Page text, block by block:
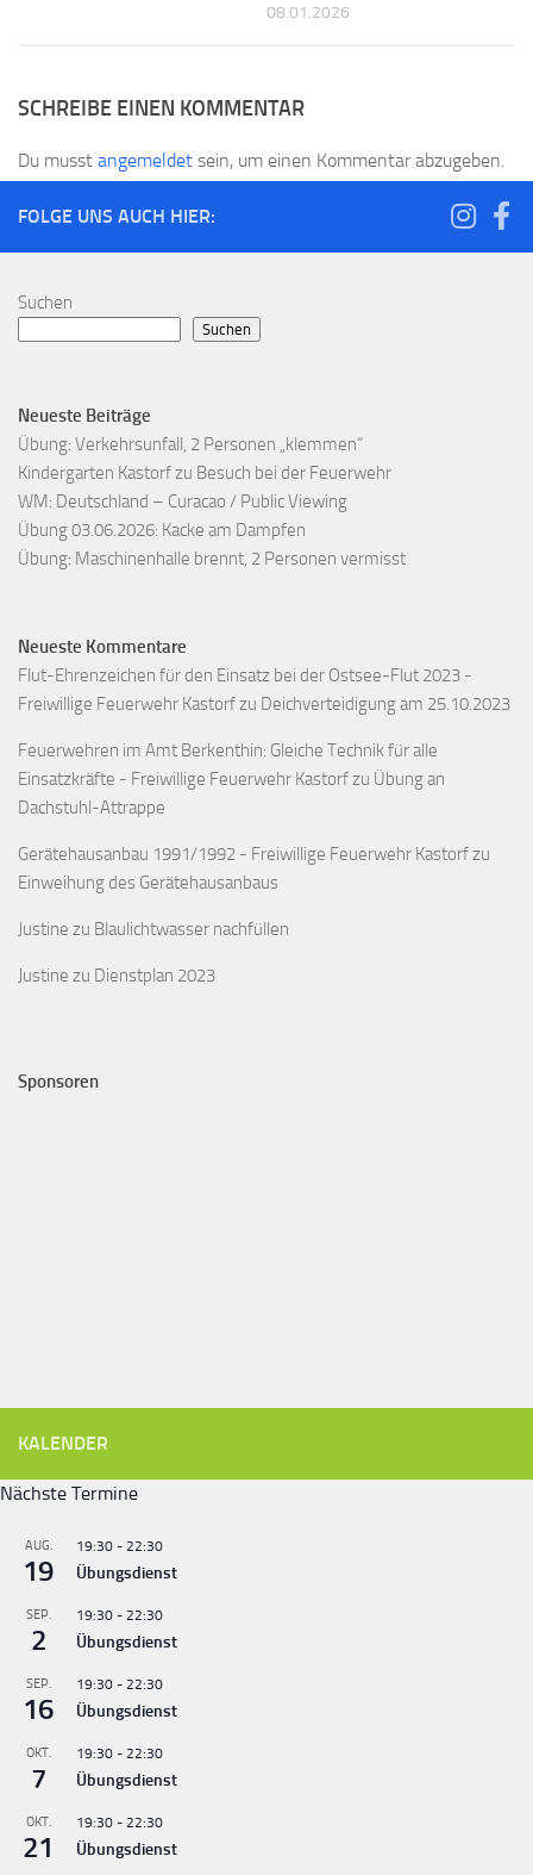
08.01.2026
SCHREIBE EINEN KOMMENTAR
Du musst angemeldet sein, um einen Kommentar abzugeben.
FOLGE UNS AUCH HIER:
Suchen
Suchen
Neueste Beiträge
Übung: Verkehrsunfall, 2 Personen „klemmen“
Kindergarten Kastorf zu Besuch bei der Feuerwehr
WM: Deutschland – Curacao / Public Viewing
Übung 03.06.2026: Kacke am Dampfen
Übung: Maschinenhalle brennt, 2 Personen vermisst
Neueste Kommentare
Flut-Ehrenzeichen für den Einsatz bei der Ostsee-Flut 2023 -
Freiwillige Feuerwehr Kastorfzu Deichverteidigung am 25.10.2023
Feuerwehren im Amt Berkenthin: Gleiche Technik für alle
Einsatzkräfte - Freiwillige Feuerwehr Kastorfzu Übung an
Dachstuhl-Attrappe
Gerätehausanbau 1991/1992 - Freiwillige Feuerwehr Kastorfzu
Einweihung des Gerätehausanbaus
Justine zu Blaulichtwasser nachfüllen
Justine zu Dienstplan 2023
Sponsoren
KALENDER
Nächste Termine
AUG.
19
19:30 - 22:30
Übungsdienst
SEP.
2
19:30 - 22:30
Übungsdienst
SEP.
16
19:30 - 22:30
Übungsdienst
OKT.
7
19:30 - 22:30
Übungsdienst
OKT.
21
19:30 - 22:30
Übungsdienst